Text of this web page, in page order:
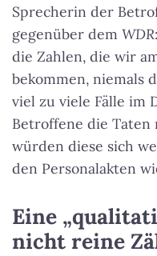
Sprecherin der
gegenüber dem WDR
die Zahlen, die wir
bekommen, niemals
viel zu viele Fälle im
Betroffene die Taten
würden diese sich
den Personalakten
Eine
nicht reine